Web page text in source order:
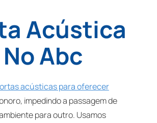
Acústica
No Abc
acústicas para oferecer
impedindo a passagem de
para outro. Usamos